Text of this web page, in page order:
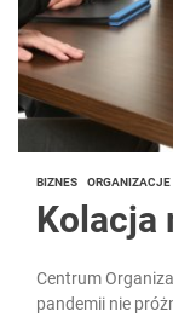
BIZNES ORGANIZACJE
Kolacja
Centrum
pandemii nie